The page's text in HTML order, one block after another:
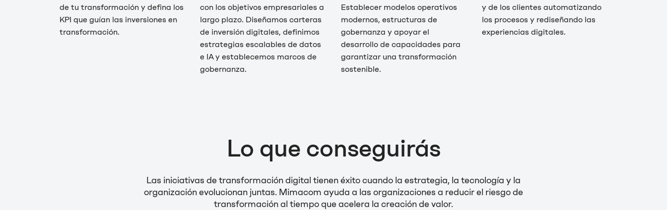
de tu transformación y defina los
KPI que guían las inversiones en
transformación.
con los objetivos empresariales a
largo plazo. Diseñamos carteras
de inversión digitales, definimos
estrategias escalables de datos
e IA y establecemos marcos de
gobernanza.
Establecer modelos operativos
modernos, estructuras de
gobernanza y apoyar el
desarrollo de capacidades para
garantizar una transformación
sostenible.
y de los clientes automatizando
los procesos y rediseñando las
experiencias digitales.
Lo que conseguirás
Las iniciativas de transformación digital tienen éxito cuando la estrategia, la tecnología y la
organización evolucionan juntas. Mimacom ayuda a las organizaciones a reducir el riesgo de
transformación al tiempo que acelera la creación de valor.